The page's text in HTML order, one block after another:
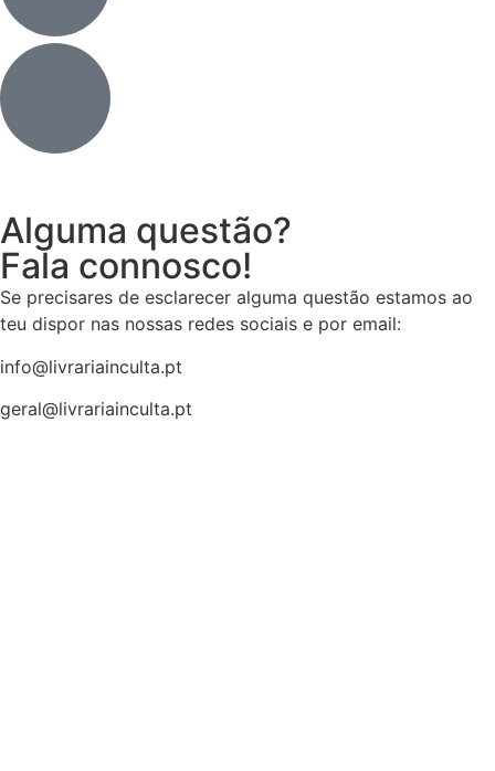
Alguma questão?
Fala connosco!
Se precisares de esclarecer alguma questão estamos ao
teu dispor nas nossas redes sociais e por email:
info@livrariainculta.pt
geral@livrariainculta.pt